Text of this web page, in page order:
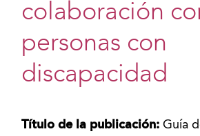
colaboración
personas con
discapacidad
Título de la publicación:Guía